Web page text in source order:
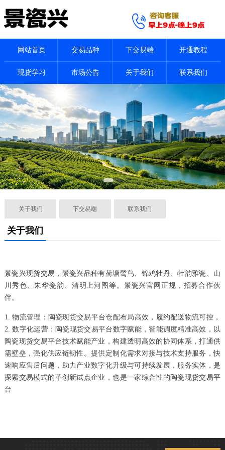
网站首页 交易品种 下交易端 开通教程
现货学习 市场公告 关于我们 联系我们
关于我们 下交易端 联系我们
关于我们
景瓷兴现货交易，景瓷兴品种有荷塘鹭鸟、锦鸡牡丹、牡韵雅瓷、山
川秀色、朱华瓷韵、清明上河图等。景瓷兴官网正规，招募合作伙
伴。
1. 物流管理：陶瓷现货交易平台仓配布局高效，履约配送物流可控，
2. 数字化运营：陶瓷现货交易平台数字赋能，智能调度精准高效，以
陶瓷现货交易平台技术赋能产业，构建透明高效的协同体系，打通供
需壁垒，强化供应链韧性。提供定制化需求对接与技术支持服务，快
速响应售后问题，助力产业数字化升级与可持续发展，服务实体，是
探索交易模式的革创新试点企业，也是一家综合性的陶瓷现货交易平
台